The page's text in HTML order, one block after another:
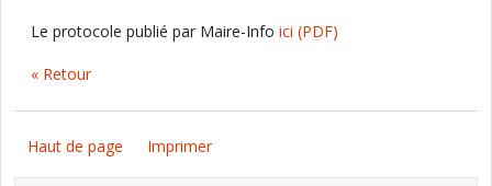
Le protocole publié par Maire-Info ici (PDF)
« Retour
Haut de page Imprimer